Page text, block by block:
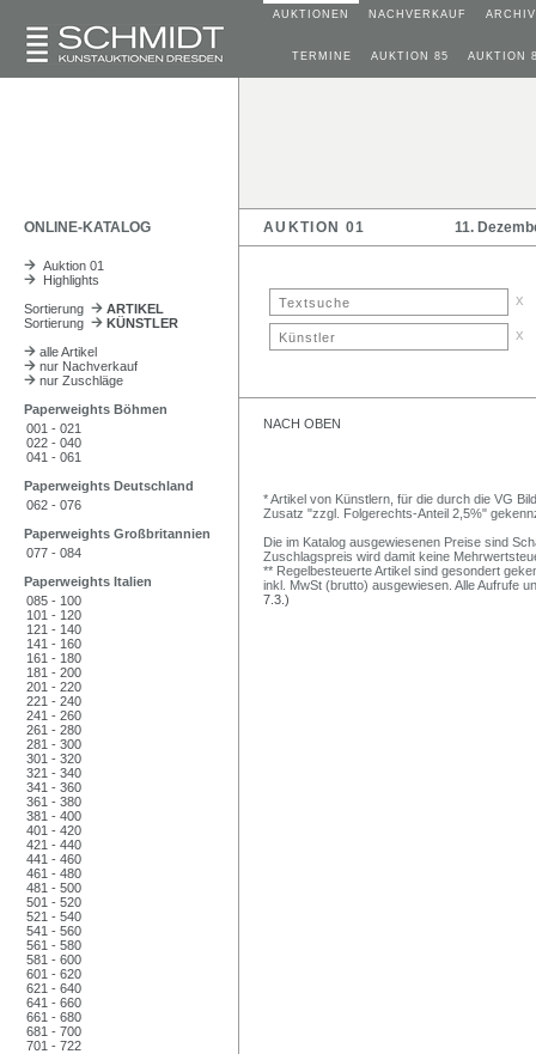
AUKTIONEN NACHVERKAUF ARCHIV
TERMINE AUKTION 85 AUKTION
ONLINE-KATALOG AUKTION 01 11.
Auktion 01
Highlights
Sortierung
ARTIKEL
Sortierung
KÜNSTLER
alle Artikel
nur Nachverkauf
nur Zuschläge
Paperweights Böhmen
001 - 021
022 - 040
041 - 061
Paperweights Deutschland
062 - 076
Paperweights Großbritannien
077 - 084
Paperweights Italien
085 - 100
101 - 120
121 - 140
141 - 160
161 - 180
181 - 200
201 - 220
221 - 240
241 - 260
261 - 280
281 - 300
301 - 320
321 - 340
341 - 360
361 - 380
381 - 400
401 - 420
421 - 440
441 - 460
461 - 480
481 - 500
501 - 520
521 - 540
541 - 560
561 - 580
581 - 600
601 - 620
621 - 640
641 - 660
661 - 680
681 - 700
701 - 722
x
x
NACH OBEN
* Artikel von Künstlern, für die durch die VG
Zusatz "zzgl. Folgerechts-Anteil 2,5%"
Die im Katalog ausgewiesenen Preise sind
Zuschlagspreis wird damit keine
** Regelbesteuerte Artikel sind gesondert
inkl. MwSt (brutto) ausgewiesen. Alle Aufrufe
7.3.)